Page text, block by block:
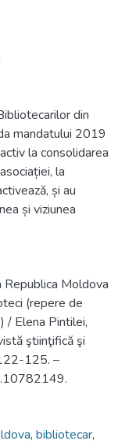
din
mandatului 2019
la consolidarea
la
și au
și viziunea
Republica Moldova
(repere de
Elena Pintilei,
ştiinţifică şi
125. –
, bibliotecar,